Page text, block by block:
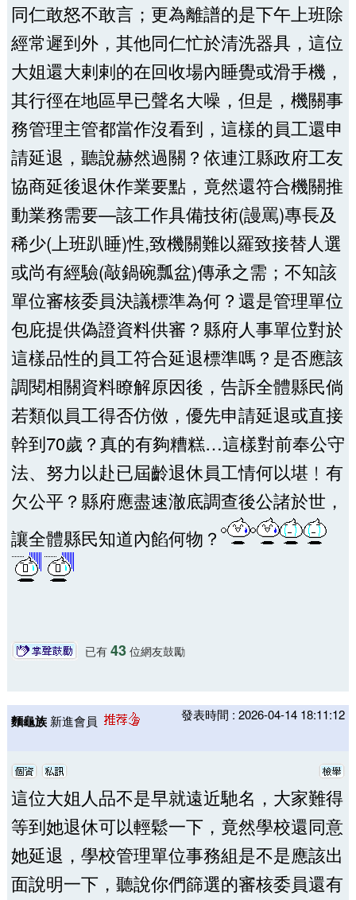
同仁敢怒不敢言；更為離譜的是下午上班除
經常遲到外，其他同仁忙於清洗器具，這位
大姐還大剌剌的在回收場內睡覺或滑手機，
其行徑在地區早已聲名大噪，但是，機關事
務管理主管都當作沒看到，這樣的員工還申
請延退，聽說赫然過關？依連江縣政府工友
協商延後退休作業要點，竟然還符合機關推
動業務需要—該工作具備技術(謾罵)專長及
稀少(上班趴睡)性,致機關難以羅致接替人選
或尚有經驗(敲鍋碗瓢盆)傳承之需；不知該
單位審核委員決議標準為何？還是管理單位
包庇提供偽證資料供審？縣府人事單位對於
這樣品性的員工符合延退標準嗎？是否應該
調閱相關資料瞭解原因後，告訴全體縣民倘
若類似員工得否仿傚，優先申請延退或直接
幹到70歲？真的有夠糟糕…這樣對前奉公守
法、努力以赴已屆齡退休員工情何以堪﹗有
欠公平？縣府應盡速澈底調查後公諸於世，
讓全體縣民知道內餡何物？
已有 43位網友鼓勵
麵龜族 新進會員 發表時間 : 2026-04-14 18:11:12
這位大姐人品不是早就遠近馳名，大家難得
等到她退休可以輕鬆一下，竟然學校還同意
她延退，學校管理單位事務組是不是應該出
面說明一下，聽說你們篩選的審核委員還有